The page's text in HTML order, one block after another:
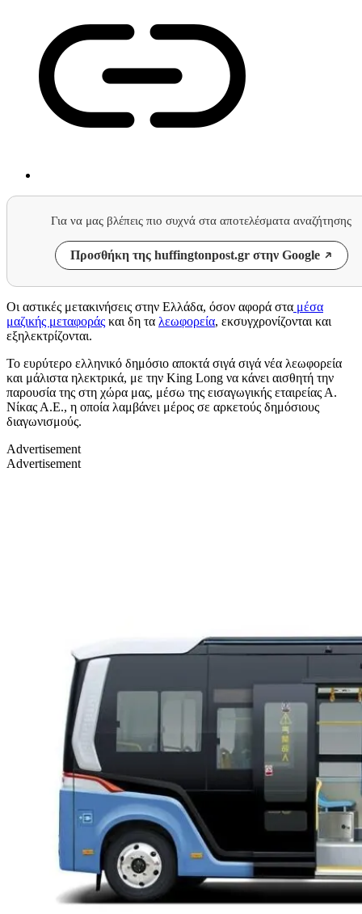
Για να μας βλέπεις πιο συχνά στα αποτελέσματα αναζήτησης
Προσθήκη της huffingtonpost.gr στην Google
Οι αστικές μετακινήσεις στην Ελλάδα, όσον αφορά στα μέσα
μαζικής μεταφοράς και δη τα λεωφορεία, εκσυγχρονίζονται και
εξηλεκτρίζονται.
Το ευρύτερο ελληνικό δημόσιο αποκτά σιγά σιγά νέα λεωφορεία
και μάλιστα ηλεκτρικά, με την King Long να κάνει αισθητή την
παρουσία της στη χώρα μας, μέσω της εισαγωγικής εταιρείας Α.
Νίκας Α.Ε., η οποία λαμβάνει μέρος σε αρκετούς δημόσιους
διαγωνισμούς.
Advertisement
Advertisement